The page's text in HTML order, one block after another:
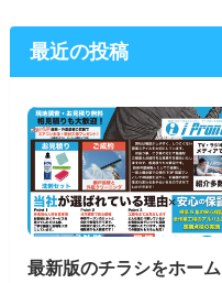
最近の投稿
最新版のチラシをホーム